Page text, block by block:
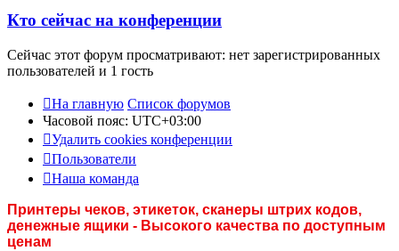
Кто сейчас на конференции
Сейчас этот форум просматривают: нет зарегистрированных
пользователей и 1 гость
На главную Список форумов
Часовой пояс: UTC+03:00
Удалить cookies конференции
Пользователи
Наша команда
Принтеры чеков, этикеток, сканеры штрих кодов,
денежные ящики - Высокого качества по доступным
ценам